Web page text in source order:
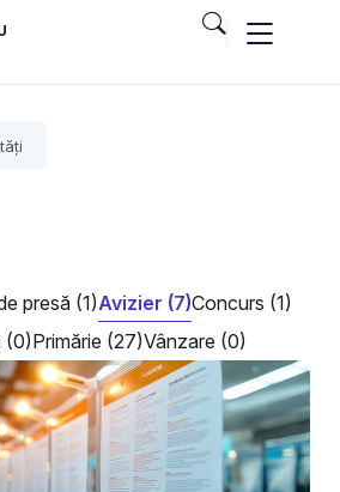
presă (1)Avizier (7)Concurs (1)
(0)Primărie (27)Vânzare (0)